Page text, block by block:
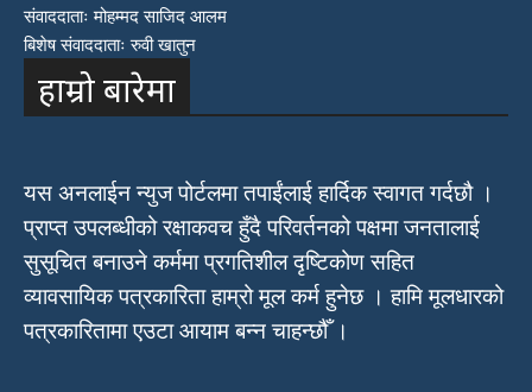
संवाददाताः मोहम्मद साजिद आलम
बिशेष संवाददाताः रुवी खातुन
हाम्रो बारेमा
यस अनलाईन न्युज पोर्टलमा तपाईंलाई हार्दिक स्वागत गर्दछौ ।
प्राप्त उपलब्धीको रक्षाकवच हुँदै परिवर्तनको पक्षमा जनतालाई
सुसूचित बनाउने कर्ममा प्रगतिशील दृष्टिकोण सहित
व्यावसायिक पत्रकारिता हाम्रो मूल कर्म हुनेछ । हामि मूलधारको
पत्रकारितामा एउटा आयाम बन्न चाहन्छौँ ।